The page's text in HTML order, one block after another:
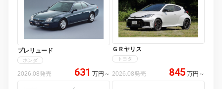
プレリュード
ホンダ
2026.08発売 631 万円 ～
ＧＲヤリス
トヨタ
2026.08発売 845 万円 ～